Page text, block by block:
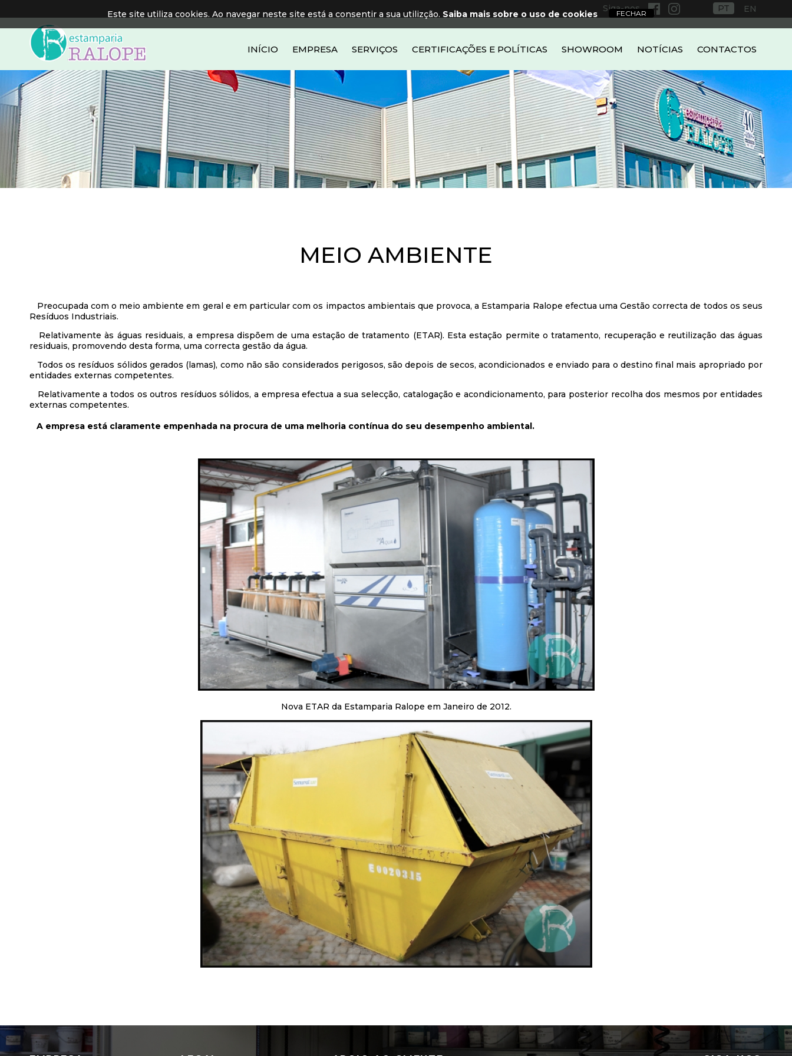
Siga-nos PT EN
INÍCIO EMPRESA SERVIÇOS CERTIFICAÇÕES E POLÍTICAS SHOWROOM NOTÍCIAS CONTACTOS
MEIO AMBIENTE
Preocupada com o meio ambiente em geral e em particular com os impactos ambientais que provoca, a Estamparia Ralope efectua uma Gestão correcta de todos os seus
Resíduos Industriais.
Relativamente às águas residuais, a empresa dispõem de uma estação de tratamento (ETAR). Esta estação permite o tratamento, recuperação e reutilização das águas
residuais, promovendo desta forma, uma correcta gestão da água.
Todos os resíduos sólidos gerados (lamas), como não são considerados perigosos, são depois de secos, acondicionados e enviado para o destino final mais apropriado por
entidades externas competentes.
Relativamente a todos os outros resíduos sólidos, a empresa efectua a sua selecção, catalogação e acondicionamento, para posterior recolha dos mesmos por entidades
externas competentes.
A empresa está claramente empenhada na procura de uma melhoria contínua do seu desempenho ambiental.
Nova ETAR da Estamparia Ralope em Janeiro de 2012.
Este site utiliza cookies. Ao navegar neste site está a consentir a sua utilizção. Saiba mais sobre o uso de cookies